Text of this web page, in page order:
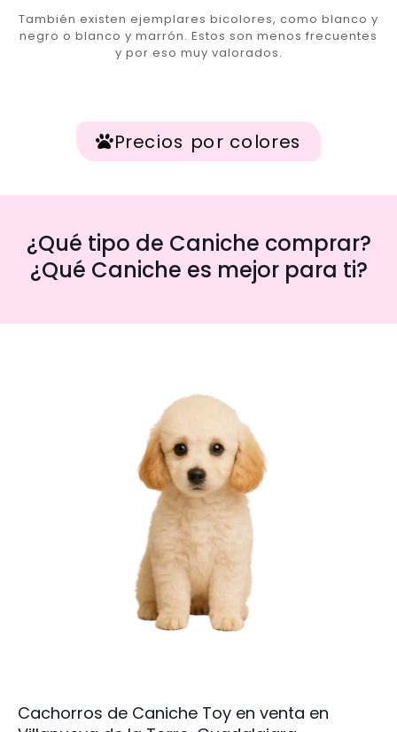
También existen ejemplares bicolores, como blanco y
negro o blanco y marrón. Estos son menos frecuentes
y por eso muy valorados.
Precios por colores
¿Qué tipo de Caniche comprar?
¿Qué Caniche es mejor para ti?
Cachorros de Caniche Toy en venta en